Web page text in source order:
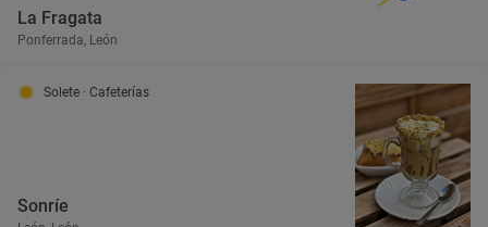
La Fragata
Ponferrada, León
Solete · Cafeterías
Sonríe